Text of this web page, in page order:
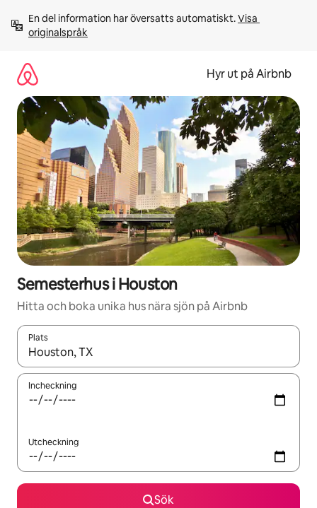
innehåll
En del information har översatts automatiskt. Visa
originalspråk
Hyr ut på Airbnb
Semesterhus i Houston
Hitta och boka unika hus nära sjön på Airbnb
Plats
När resultaten är tillgängliga kan du navigera med upp- och
Incheckning
Utcheckning
Sök